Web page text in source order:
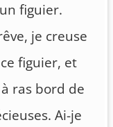
figuier.
je creuse
figuier, et
ras bord de
Ai-je